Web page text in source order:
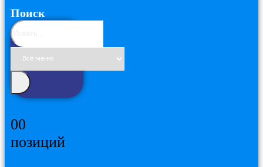
Поиск
00
позиций